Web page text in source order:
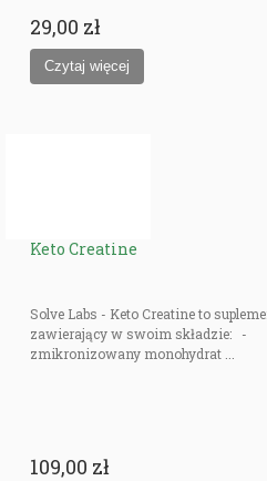
29,00 zł
Keto Creatine
Solve Labs - Keto Creatine to
zawierający w swoim składzie: -
zmikronizowany monohydrat ...
109,00 zł